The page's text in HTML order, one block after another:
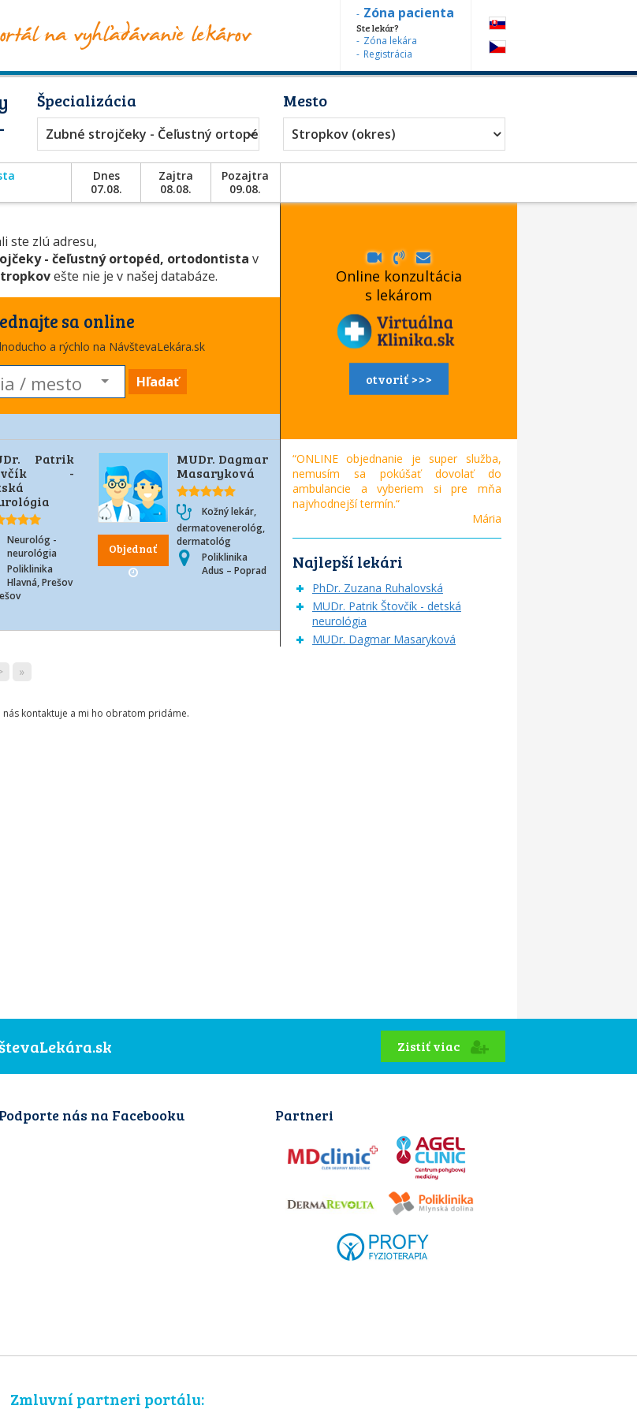
Zóna pacienta
Ste lekár?
Zóna lekára
Registrácia
Špecializácia
Zubné strojčeky - Čeľustný ortopéd, Ortodontista
Mesto
Stropkov (okres)
Dnes
07.08.
Zajtra
08.08.
Pozajtra
09.08.
ste zlú adresu,
- čeľustný ortopéd, ortodontista v
ešte nie je v našej databáze.
sa online
a rýchlo na NávštevaLekára.sk
Hľadať
Patrik
-
Neurológ -
neurológia
Poliklinika
Hlavná, Prešov
Objednať
MUDr. Dagmar
Masaryková
Kožný lekár,
dermatovenerológ,
dermatológ
Poliklinika
Adus – Poprad
»
nás kontaktuje a mi ho obratom pridáme.
Online konzultácia
s lekárom
otvoriť >>>
“ONLINE objednanie je super služba,
nemusím sa pokúšať dovolať do
ambulancie a vyberiem si pre mňa
najvhodnejší termín.“
Mária
Najlepší lekári
PhDr. Zuzana Ruhalovská
MUDr. Patrik Štovčík - detská
neurológia
MUDr. Dagmar Masaryková
Zistiť viac
Podporte nás na Facebooku Partneri
Zmluvní partneri portálu: